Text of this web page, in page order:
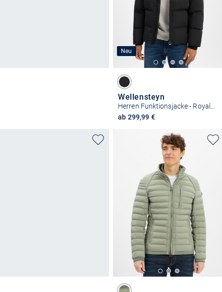
Neu
Wellensteyn
Herren Funktionsjacke - Royal Flash Men
ab 299,99 €